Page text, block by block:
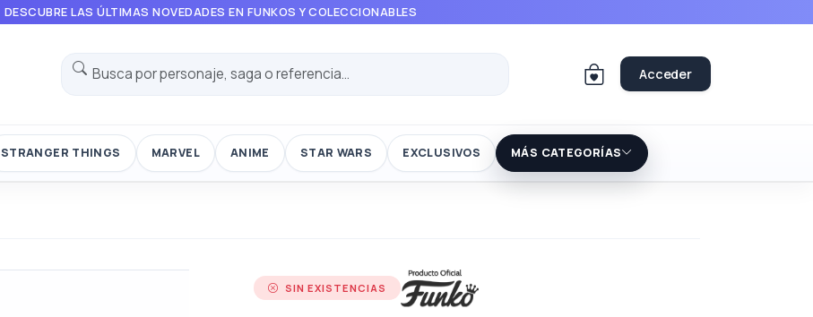
DESCUBRE LAS ÚLTIMAS NOVEDADES EN FUNKOS Y COLECCIONABLES
Acceder
STRANGER THINGS MARVEL ANIME STAR WARS EXCLUSIVOS MÁS CATEGORÍAS
SIN EXISTENCIAS